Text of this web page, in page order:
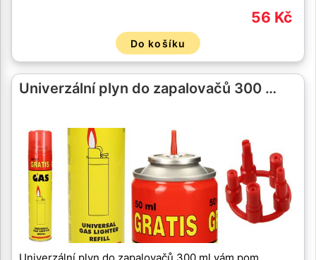
56 Kč
Do košíku
Univerzální plyn do zapalovačů 300 …